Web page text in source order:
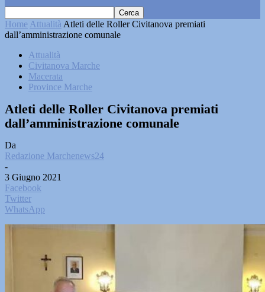
Home Attualità Atleti delle Roller Civitanova premiati
dall’amministrazione comunale
Attualità
Civitanova Marche
Macerata
Province Marche
Atleti delle Roller Civitanova premiati
dall’amministrazione comunale
Da
Redazione Marchenews24
-
3 Giugno 2021
Facebook
Twitter
WhatsApp